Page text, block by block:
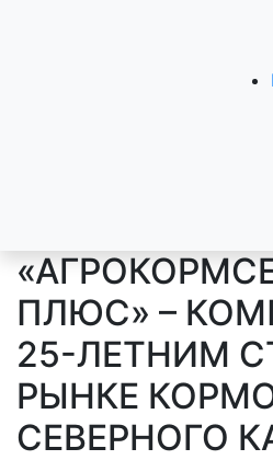
ПЛЮС» –
25-ЛЕТНИМ
РЫНКЕ
СЕВЕРНОГО